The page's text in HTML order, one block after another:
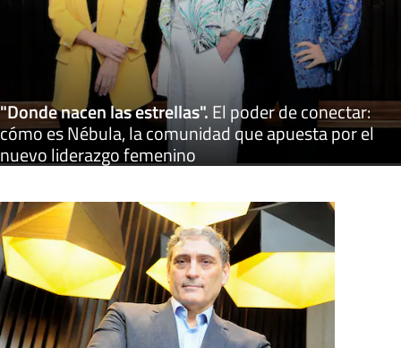
"Donde nacen las estrellas".El poder de conectar:
cómo es Nébula, la comunidad que apuesta por el
nuevo liderazgo femenino